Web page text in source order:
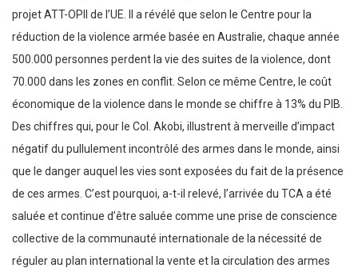
projet ATT-OPII de l’UE. Il a révélé que selon le Centre pour la
réduction de la violence armée basée en Australie, chaque année
500.000 personnes perdent la vie des suites de la violence, dont
70.000 dans les zones en conflit. Selon ce même Centre, le coût
économique de la violence dans le monde se chiffre à 13% du PIB.
Des chiffres qui, pour le Col. Akobi, illustrent à merveille d’impact
négatif du pullulement incontrôlé des armes dans le monde, ainsi
que le danger auquel les vies sont exposées du fait de la présence
de ces armes. C’est pourquoi, a-t-il relevé, l’arrivée du TCA a été
saluée et continue d’être saluée comme une prise de conscience
collective de la communauté internationale de la nécessité de
réguler au plan international la vente et la circulation des armes